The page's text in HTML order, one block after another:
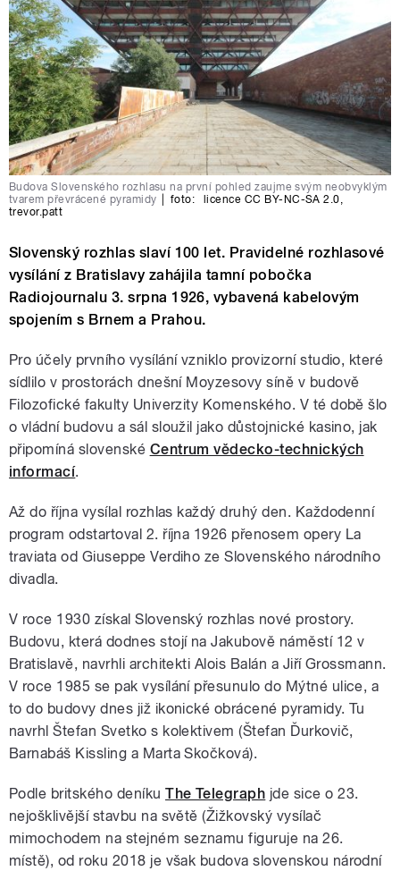
Budova Slovenského rozhlasu na první pohled zaujme svým neobvyklým
tvarem převrácené pyramidy
foto: licence CC BY-NC-SA 2.0,
trevor.patt
Slovenský rozhlas slaví 100 let. Pravidelné rozhlasové
vysílání z Bratislavy zahájila tamní pobočka
Radiojournalu 3. srpna 1926, vybavená kabelovým
spojením s Brnem a Prahou.
Pro účely prvního vysílání vzniklo provizorní studio, které
sídlilo v prostorách dnešní Moyzesovy síně v budově
Filozofické fakulty Univerzity Komenského. V té době šlo
o vládní budovu a sál sloužil jako důstojnické kasino, jak
připomíná slovenské Centrum vědecko-technických
informací.
Až do října vysílal rozhlas každý druhý den. Každodenní
program odstartoval 2. října 1926 přenosem opery La
traviata od Giuseppe Verdiho ze Slovenského národního
divadla.
V roce 1930 získal Slovenský rozhlas nové prostory.
Budovu, která dodnes stojí na Jakubově náměstí 12 v
Bratislavě, navrhli architekti Alois Balán a Jiří Grossmann.
V roce 1985 se pak vysílání přesunulo do Mýtné ulice, a
to do budovy dnes již ikonické obrácené pyramidy. Tu
navrhl Štefan Svetko s kolektivem (Štefan Ďurkovič,
Barnabáš Kissling a Marta Skočková).
Podle britského deníkuThe Telegraph jde sice o 23.
nejošklivější stavbu na světě (Žižkovský vysílač
mimochodem na stejném seznamu figuruje na 26.
místě), od roku 2018 je však budova slovenskou národní